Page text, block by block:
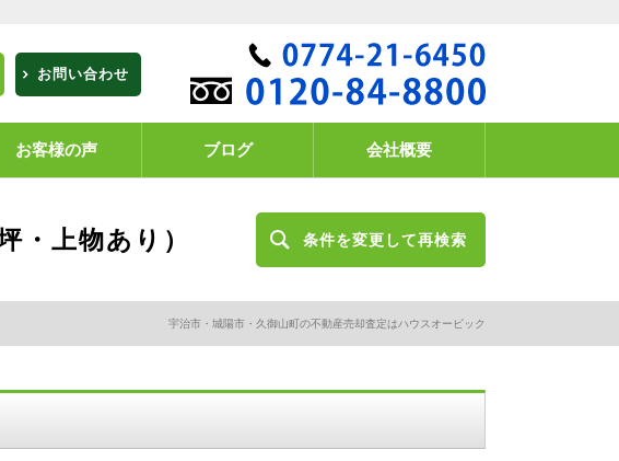
お問い合わせ
お客様の声 ブログ 会社概要
・上物あり） 条件を変更して再検索
宇治市・城陽市・久御山町の不動産売却査定はハウスオービック